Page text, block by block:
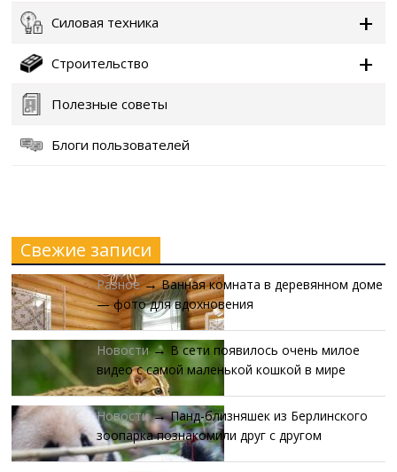
Силовая техника
Строительство
Полезные советы
Блоги пользователей
Свежие записи
Разное → Ванная комната в деревянном доме
— фото для вдохновения
Новости → В сети появилось очень милое
видео с самой маленькой кошкой в мире
Новости → Панд-близняшек из Берлинского
зоопарка познакомили друг с другом